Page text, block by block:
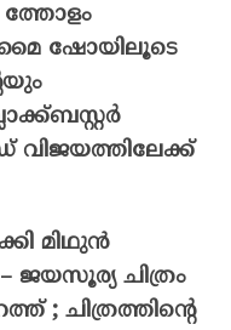
ത്തോളം
മൈ ഷോയിലൂടെ
വിജയത്തിലേക്ക്
മിഥുൻ
ചിത്രം
; ചിത്രത്തിന്റെ